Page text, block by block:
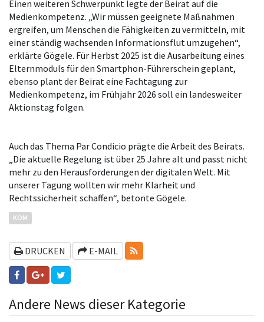
Einen weiteren Schwerpunkt legte der Beirat auf die
Medienkompetenz. „Wir müssen geeignete Maßnahmen
ergreifen, um Menschen die Fähigkeiten zu vermitteln, mit
einer ständig wachsenden Informationsflut umzugehen“,
erklärte Gögele. Für Herbst 2025 ist die Ausarbeitung eines
Elternmoduls für den Smartphon-Führerschein geplant,
ebenso plant der Beirat eine Fachtagung zur
Medienkompetenz, im Frühjahr 2026 soll ein landesweiter
Aktionstag folgen.
Auch das Thema Par Condicio prägte die Arbeit des Beirats.
„Die aktuelle Regelung ist über 25 Jahre alt und passt nicht
mehr zu den Herausforderungen der digitalen Welt. Mit
unserer Tagung wollten wir mehr Klarheit und
Rechtssicherheit schaffen“, betonte Gögele.
KOM
DRUCKEN E-MAIL RSS-FEEDS
Andere News dieser Kategorie